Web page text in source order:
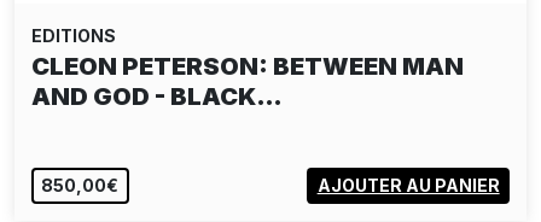
EDITIONS
CLEON PETERSON: BETWEEN MAN
AND GOD - BLACK…
850,00€ AJOUTER AU PANIER